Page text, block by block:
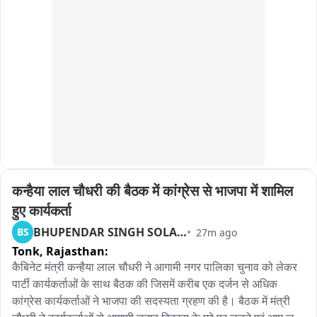
कन्हैया लाल चौधरी की बैठक में कांग्रेस से भाजपा में शामिल
हुए कार्यकर्ता
BS BHUPENDAR SINGH SOLANKI 27m ago
Tonk, Rajasthan:
कैबिनेट मंत्री कन्हैया लाल चौधरी ने आगामी नगर पालिका चुनाव को लेकर
पार्टी कार्यकर्ताओं के साथ बैठक की जिसमें करीब एक दर्जन से अधिक
कांग्रेस कार्यकर्ताओं ने भाजपा की सदस्यता ग्रहण की है। बैठक में मंत्री